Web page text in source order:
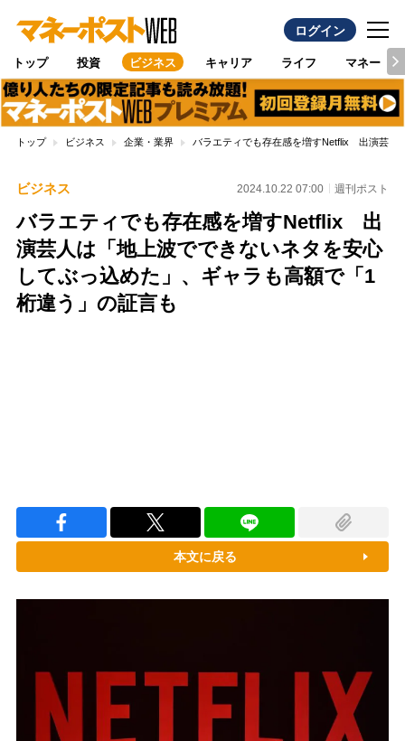
ログイン
トップ 投資 ビジネス キャリア ライフ マネー
トップ ビジネス 企業・業界 バラエティでも存在感を増すNetflix 出演芸人
ビジネス 2024.10.22 07:00 週刊ポスト
バラエティでも存在感を増すNetflix 出
演芸人は「地上波でできないネタを安心
してぶっ込めた」、ギャラも高額で「1
桁違う」の証言も
本文に戻る